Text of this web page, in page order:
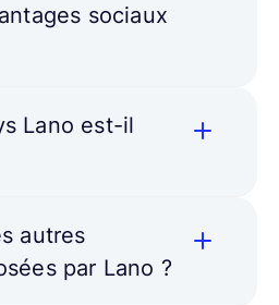
sociaux
Lano est-il
autres
par Lano ?